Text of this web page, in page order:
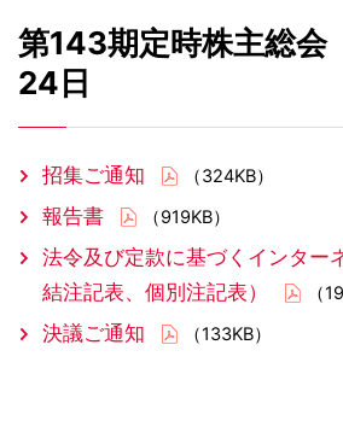
第143期定時株主総
24日
招集ご通知 （324KB）
報告書 （919KB）
法令及び定款に基づくインター
結注記表、個別注記表）
（
決議ご通知 （133KB）